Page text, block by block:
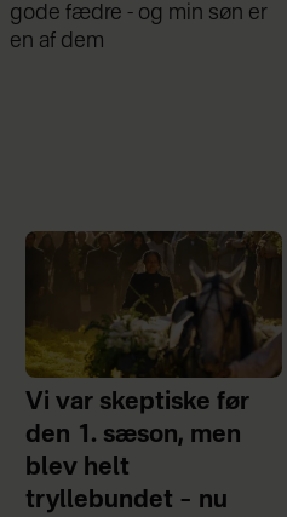
fantastisk at have min
familie, men jeg elsker ikke
Vi var skeptiske før
den 1. sæson, men
blev helt
tryllebundet – nu